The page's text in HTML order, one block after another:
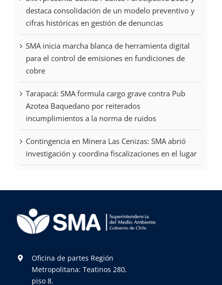
destaca consolidación de un modelo preventivo y
cifras históricas en gestión de denuncias
SMA inicia marcha blanca de herramienta digital
para el control de emisiones en fundiciones de
cobre
Tarapacá: SMA formula cargo grave contra Pub
Azotea Baquedano por reiterados
incumplimientos a la norma de ruidos
Contingencia en Minera Las Cenizas: SMA abrió
investigación y coordina fiscalizaciones en el lugar
Oficina de partes Región
Metropolitana: Teatinos 280,
piso 8.